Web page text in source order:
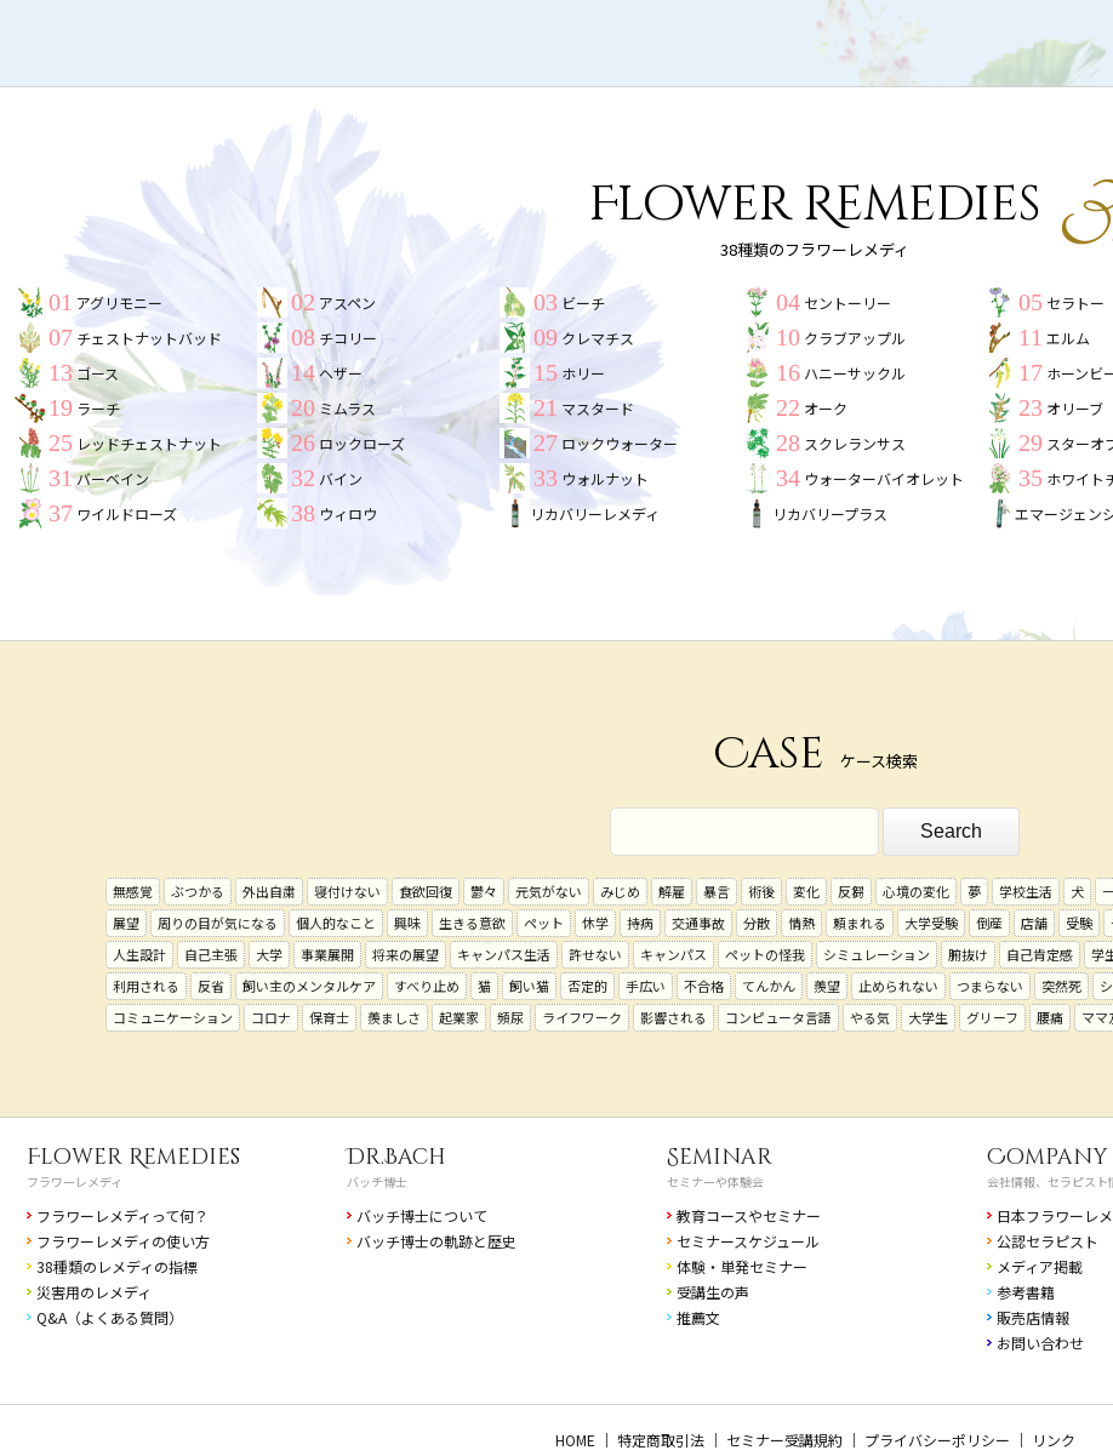
Flower Remedies
38種類のフラワーレメディ
01 アグリモニー 02 アスペン 03 ビーチ 04 セントーリー 05 セラトー
07 チェストナットバッド 08 チコリー 09 クレマチス 10 クラブアップル 11 エルム
13ゴース 14 ヘザー 15 ホリー 16 ハニーサックル 17 ホーンビ
19 ラーチ 20 ミムラス 21 マスタード 22 オーク 23 オリーブ
25 レッドチェストナット 26 ロックローズ 27 ロックウォーター 28 スクレランサス 29 スターオ
31バーベイン 32 バイン 33 ウォルナット 34 ウォーターバイオレット 35 ホワイト
37 ワイルドローズ 38 ウィロウ リカバリーレメディ リカバリープラス エマージェン
Case ケース検索
無感覚 ぶつかる 外出自粛 寝付けない 食欲回復 鬱々 元気がない みじめ 解雇 暴言 術後 変化 反芻 心境の変化 夢 学校生活 犬
展望
周りの目が気になる 個人的なこと 興味 生きる意欲 ペット 休学 持病 交通事故 分散 情熱 頼まれる 大学受験 倒産 店舗 受験
人生設計
自己主張 大学 事業展開 将来の展望 キャンパス生活 許せない キャンパス ペットの怪我 シミュレーション 腑抜け 自己肯定感 学
利用される
反省 飼い主のメンタルケア すべり止め 猫 飼い猫 否定的 手広い 不合格 てんかん 羨望 止められない つまらない 突然死
コミュニケーション
コロナ 保育士 羨ましさ 起業家 頻尿 ライフワーク 影響される コンピュータ言語 やる気 大学生 グリーフ 腰痛 ママ
Flower Remedies
フラワーレメディ
フラワーレメディって何？
フラワーレメディの使い方
38種類のレメディの指標
災害用のレメディ
Q&A（よくある質問）
Dr.Bach
バッチ博士
バッチ博士について
バッチ博士の軌跡と歴史
Seminar
セミナーや体験会
教育コースやセミナー
セミナースケジュール
体験・単発セミナー
受講生の声
推薦文
Company
会社情報、セラピスト
日本フラワーレ
公認セラピスト
メディア掲載
参考書籍
販売店情報
お問い合わせ
HOME ｜ 特定商取引法｜ セミナー受講規約｜ プライバシーポリシー ｜ リンク